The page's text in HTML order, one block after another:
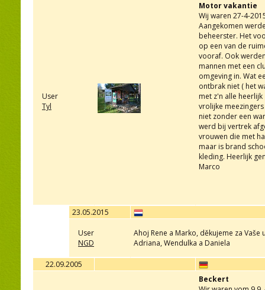
User
Tyl
Motor vakantie
Wij waren 27-4-
Aangekomen
beheerster. Het
op een van de
vooraf. Ook
mannen met een
omgeving in. Wat
ontbrak niet ( het
met z'n alle
vrolijke
niet zonder een
werd bij vertrek
vrouwen die met
maar is brand
kleding. Heerlijk
Marco
23.05.2015
User
NGD
Ahoj Rene a Marko, děkujeme za
Adriana, Wendulka a Daniela
22.09.2005
Beckert